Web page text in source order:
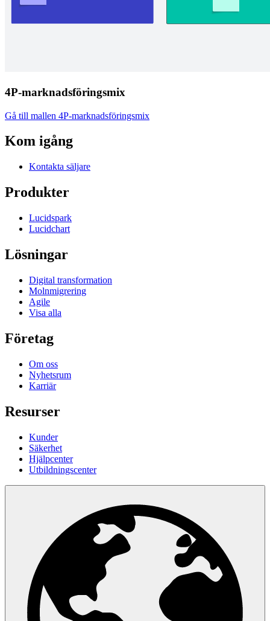
4P-marknadsföringsmix
Gå till mallen 4P-marknadsföringsmix
Kom igång
Kontakta säljare
Produkter
Lucidspark
Lucidchart
Lösningar
Digital transformation
Molnmigrering
Agile
Visa alla
Företag
Om oss
Nyhetsrum
Karriär
Resurser
Kunder
Säkerhet
Hjälpcenter
Utbildningscenter